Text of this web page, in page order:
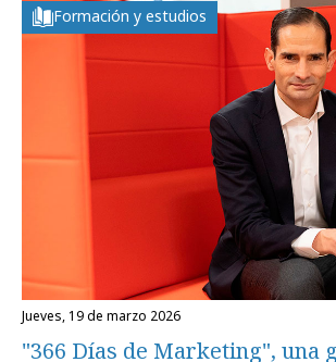
Formación y estudios
jueves, 19 de marzo 2026
"366 Días de Marketing", una